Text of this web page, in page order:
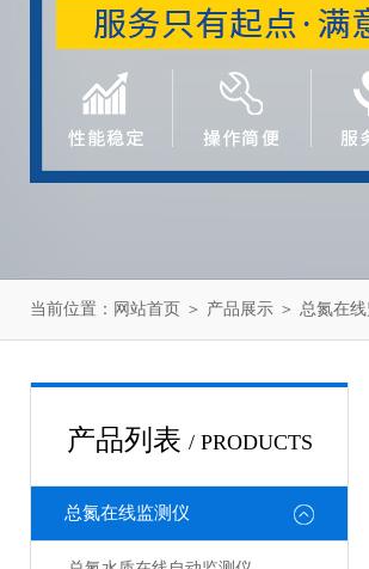
当前位置： 网站首页 ＞ 产品展示 ＞ 总氮在
产品列表 / PRODUCTS
总氮在线监测仪